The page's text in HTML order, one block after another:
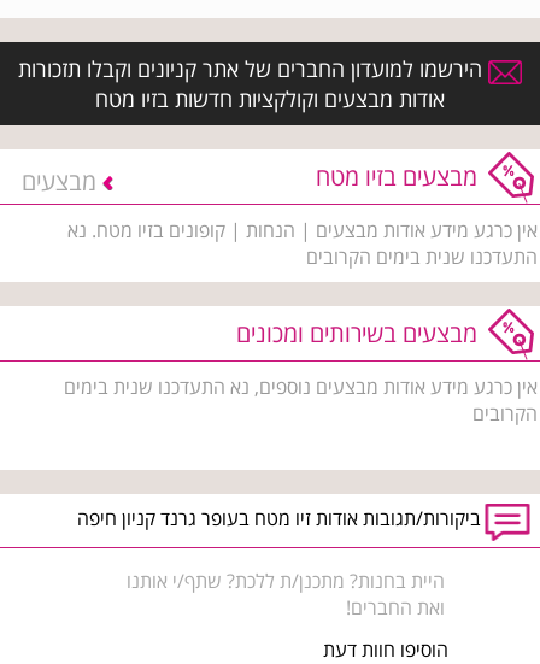
הירשמו למועדון החברים של אתר קניונים וקבלו תזכורות
אודות מבצעים וקולקציות חדשות בזיו מטח
מבצעים בזיו מטח מבצעים
אין כרגע מידע אודות מבצעים | הנחות | קופונים בזיו מטח. נא
התעדכנו שנית בימים הקרובים
מבצעים בשירותים ומכונים
אין כרגע מידע אודות מבצעים נוספים, נא התעדכנו שנית בימים
הקרובים
ביקורות/תגובות אודות זיו מטח בעופר גרנד קניון חיפה
היית בחנות? מתכנן/ת ללכת? שתף/י אותנו
ואת החברים!
הוסיפו חוות דעת